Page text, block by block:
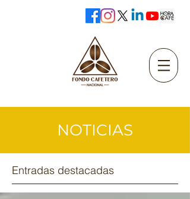
NOTICIAS
Entradas destacadas